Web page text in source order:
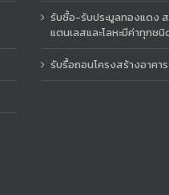
รับซื้อ-รับประมูลทองแดง
แตนเลสและโลหะมีค่าทุกชนิ
รับรื้อถอนโครงสร้างอาคาร